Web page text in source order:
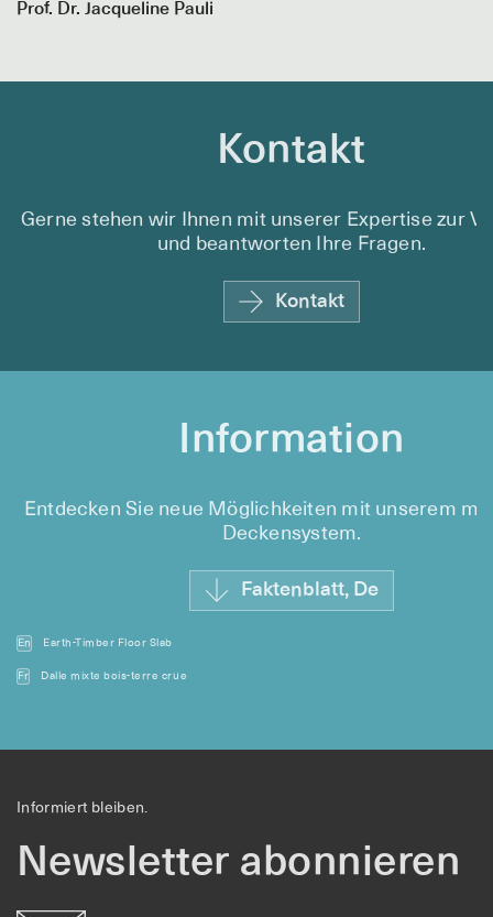
Prof. Dr. Jacqueline Pauli
Kontakt
Gerne stehen wir Ihnen mit unserer Expertise zur
und beantworten Ihre Fragen.
Kontakt
Information
Entdecken Sie neue Möglichkeiten mit unserem
Deckensystem.
Faktenblatt, De
En Earth-Timber Floor Slab
Fr Dalle mixte bois-terre crue
Informiert bleiben.
Newsletter abonnieren